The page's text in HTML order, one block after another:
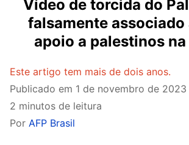
Vídeo de torcida do
falsamente associado
apoio a palestinos na
Este artigo tem mais de dois anos.
Publicado em 1 de novembro de 2023
2 minutos de leitura
Por AFP Brasil